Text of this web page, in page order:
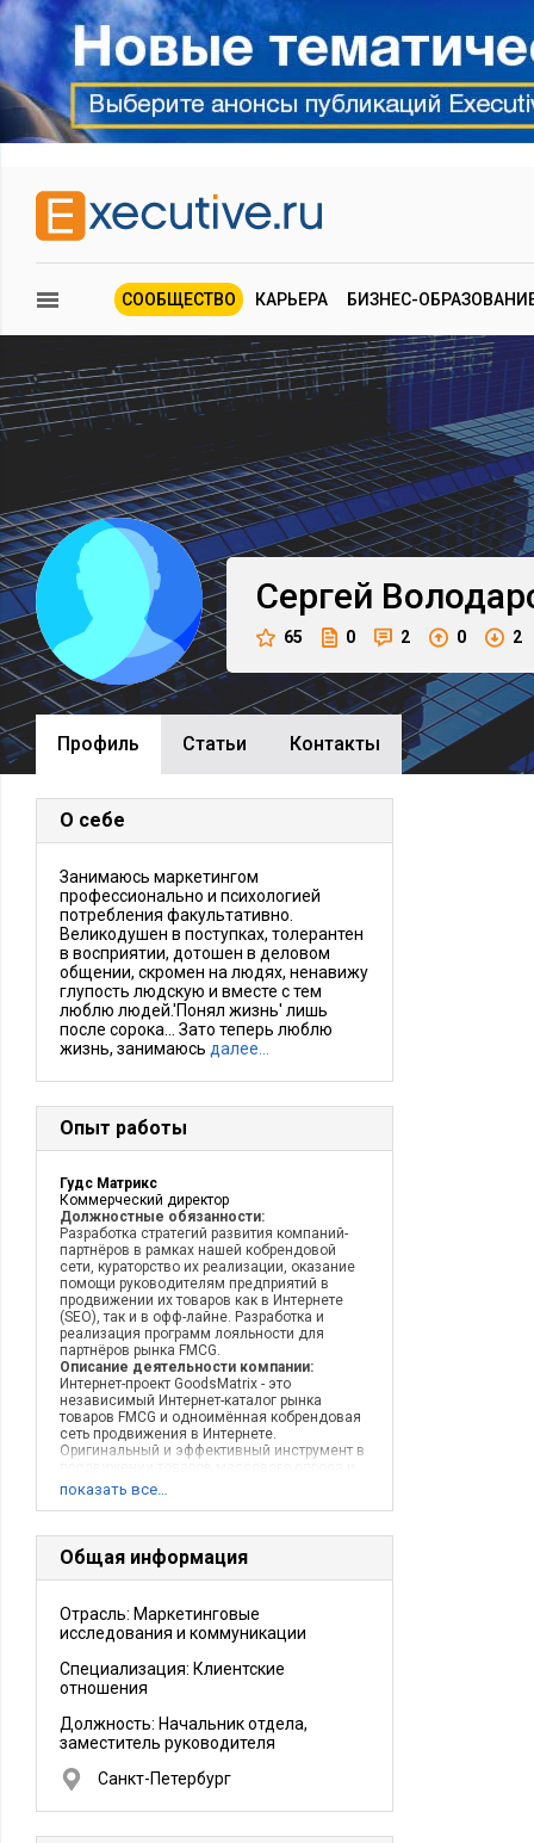
СООБЩЕСТВО КАРЬЕРА БИЗНЕС-
Сергей
65 0 2 0 2
Профиль Cтатьи Контакты
О себе
Занимаюсь маркетингом
профессионально и психологией
потребления факультативно.
Великодушен в поступках, толерантен
в восприятии, дотошен в деловом
общении, скромен на людях, ненавижу
глупость людскую и вместе с тем
люблю людей.'Понял жизнь' лишь
после сорока... Зато теперь люблю
жизнь, занимаюсь далее…
Опыт работы
Гудс Матрикс
Коммерческий директор
Должностные обязанности:
Разработка стратегий развития компаний-
партнёров в рамках нашей кобрендовой
сети, кураторство их реализации, оказание
помощи руководителям предприятий в
продвижении их товаров как в Интернете
(SEO), так и в офф-лайне. Разработка и
реализация программ лояльности для
партнёров рынка FMCG.
Описание деятельности компании:
Интернет-проект GoodsMatrix - это
независимый Интернет-каталог рынка
товаров FMCG и одноимённая кобрендовая
сеть продвижения в Интернете.
Оригинальный и эффективный инструмент в
потребления. Разработанная
потенциальных партнёров.
показать все…
Общая информация
Отрасль: Маркетинговые
исследования и коммуникации
Специализация: Клиентские
отношения
Должность: Начальник отдела,
заместитель руководителя
Санкт-Петербург